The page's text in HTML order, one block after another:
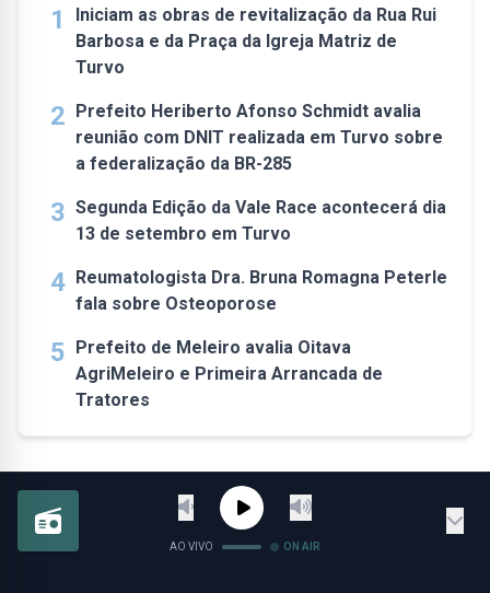
1
Iniciam as obras de revitalização da Rua Rui
Barbosa e da Praça da Igreja Matriz de
Turvo
2 Prefeito Heriberto Afonso Schmidt avalia
reunião com DNIT realizada em Turvo sobre
a federalização da BR-285
3 Segunda Edição da Vale Race acontecerá dia
13 de setembro em Turvo
4 Reumatologista Dra. Bruna Romagna Peterle
fala sobre Osteoporose
5 Prefeito de Meleiro avalia Oitava
AgriMeleiro e Primeira Arrancada de
Tratores
AO VIVO ON AIR